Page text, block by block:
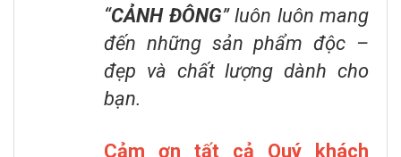
“CẢNH ĐÔNG” luôn luôn mang
đến những sản phẩm độc –
đẹp và chất lượng dành cho
bạn.
Cảm ơn tất cả Quý khách